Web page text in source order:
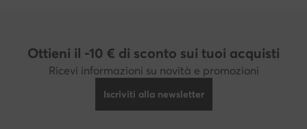
Ottieni il -10 € di sconto sui tuoi acquisti
Ricevi informazioni su novità e promozioni
Iscriviti alla newsletter